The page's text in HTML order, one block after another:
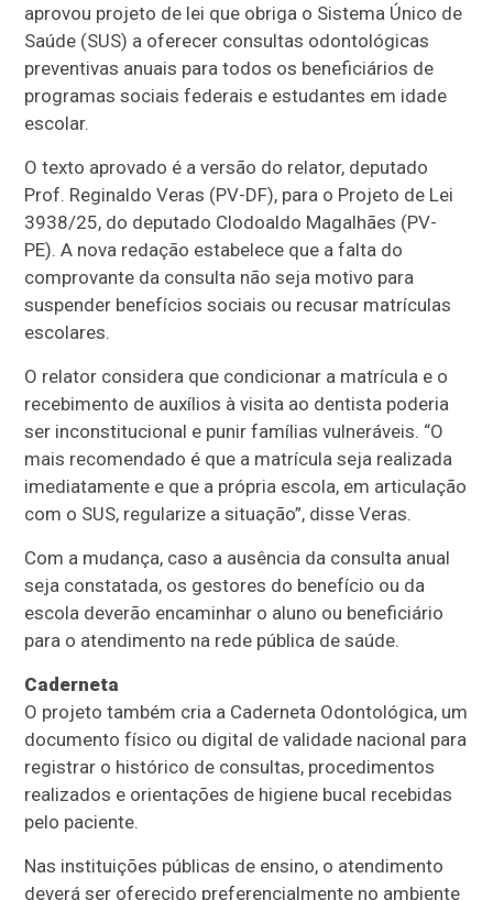
aprovou projeto de lei que obriga o Sistema Único de
Saúde (SUS) a oferecer consultas odontológicas
preventivas anuais para todos os beneficiários de
programas sociais federais e estudantes em idade
escolar.
O texto aprovado é a versão do relator, deputado
Prof. Reginaldo Veras (PV-DF), para o Projeto de Lei
3938/25, do deputado Clodoaldo Magalhães (PV-
PE). A nova redação estabelece que a falta do
comprovante da consulta não seja motivo para
suspender benefícios sociais ou recusar matrículas
escolares.
O relator considera que condicionar a matrícula e o
recebimento de auxílios à visita ao dentista poderia
ser inconstitucional e punir famílias vulneráveis. “O
mais recomendado é que a matrícula seja realizada
imediatamente e que a própria escola, em articulação
com o SUS, regularize a situação”, disse Veras.
Com a mudança, caso a ausência da consulta anual
seja constatada, os gestores do benefício ou da
escola deverão encaminhar o aluno ou beneficiário
para o atendimento na rede pública de saúde.
Caderneta
O projeto também cria a Caderneta Odontológica, um
documento físico ou digital de validade nacional para
registrar o histórico de consultas, procedimentos
realizados e orientações de higiene bucal recebidas
pelo paciente.
Nas instituições públicas de ensino, o atendimento
deverá ser oferecido preferencialmente no ambiente